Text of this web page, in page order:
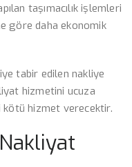
taşımacılık işlemleri
göre daha ekonomik
tabir edilen nakliye
hizmetini ucuza
hizmet verecektir.